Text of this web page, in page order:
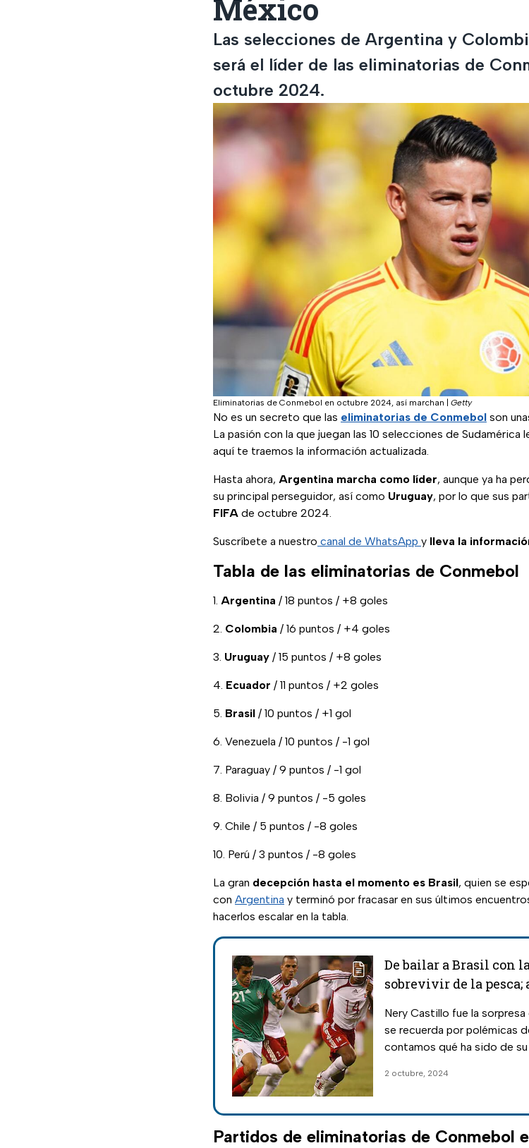
México
Las selecciones de Argentina y
será el líder de las eliminatorias de
octubre 2024.
Eliminatorias de Conmebol en octubre 2024, así marchan Getty
No es un secreto que las eliminatorias de Conmebol son
La pasión con la que juegan las 10 selecciones de
aquí te traemos la información actualizada.
Hasta ahora, Argentina marcha como líder, aunque ya ha
su principal perseguidor, así como Uruguay, por lo que sus
FIFA de octubre 2024.
Suscríbete a nuestro canal de WhatsApp y lleva la
Tabla de las eliminatorias de Conmebol
1. Argentina / 18 puntos / +8 goles
2. Colombia / 16 puntos / +4 goles
3. Uruguay / 15 puntos / +8 goles
4. Ecuador / 11 puntos / +2 goles
5. Brasil / 10 puntos / +1 gol
6. Venezuela / 10 puntos / -1 gol
7. Paraguay / 9 puntos / -1 gol
8. Bolivia / 9 puntos / -5 goles
9. Chile / 5 puntos / -8 goles
10. Perú / 3 puntos / -8 goles
La gran decepción hasta el momento es Brasil, quien se
con Argentina y terminó por fracasar en sus últimos
hacerlos escalar en la tabla.
De bailar a Brasil con
sobrevivir de la pesca;
Nery Castillo fue la
se recuerda por polémicas
contamos qué ha sido de su
2 octubre, 2024
Partidos de eliminatorias de Conmebol